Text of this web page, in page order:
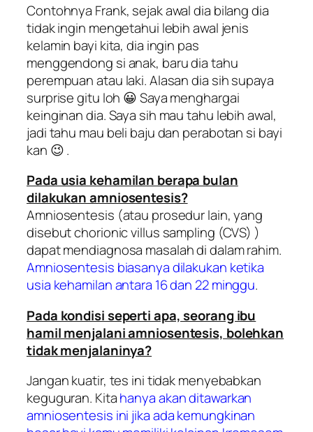
Contohnya Frank, sejak awal dia bilang dia
tidak ingin mengetahui lebih awal jenis
kelamin bayi kita, dia ingin pas
menggendong si anak, baru dia tahu
perempuan atau laki. Alasan dia sih supaya
surprise gitu loh 😀 Saya menghargai
keinginan dia. Saya sih mau tahu lebih awal,
jadi tahu mau beli baju dan perabotan si bayi
kan 😉 .
Pada usia kehamilan berapa bulan
dilakukan amniosentesis?
Amniosentesis (atau prosedur lain, yang
disebutchorionic villus sampling (CVS) )
dapat mendiagnosa masalah di dalam rahim.
Amniosentesis biasanya dilakukan ketika
usia kehamilan antara 16 dan 22 minggu.
Pada kondisi seperti apa, seorang ibu
hamil menjalani amniosentesis, bolehkan
tidak menjalaninya?
Jangan kuatir, tes ini tidak menyebabkan
keguguran. Kitahanya akan ditawarkan
amniosentesis ini jika ada kemungkinan